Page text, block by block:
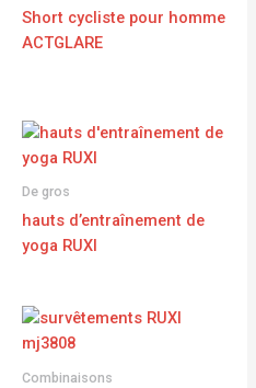
Short cycliste pour homme
ACTGLARE
De gros
hauts d’entraînement de
yoga RUXI
Combinaisons